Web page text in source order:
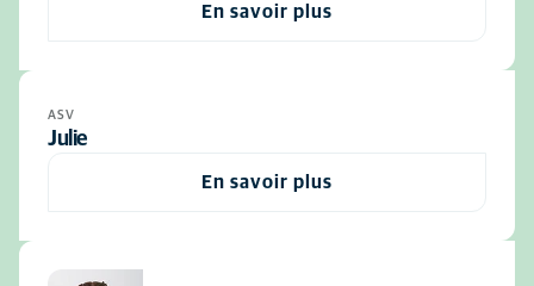
En savoir plus
ASV
Julie
En savoir plus